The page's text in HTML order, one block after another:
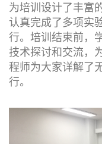
为培训设计了丰富
认真完成了多项实
行。培训结束前，
技术探讨和交流，
程师为大家详解了
行。